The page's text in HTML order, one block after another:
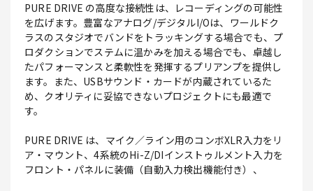
PURE DRIVE の高度な接続性は、レコーディングの可能性
を広げます。豊富なアナログ/デジタルI/Oは、ワールドク
ラスのスタジオでバンドをトラッキングする場合でも、プ
ロダクションでステムに温かみを加える場合でも、卓越し
たパフォーマンスと柔軟性を発揮するプリアンプを提供し
ます。また、USBサウンド・カードが内蔵されているた
め、クオリティに妥協できないプロジェクトにも最適で
す。
PURE DRIVE は、マイク／ライン用のコンボXLR入力をリ
ア・マウント、4系統のHi-Z/DIインストゥルメント入力を
フロント・パネルに装備（自動入力検出機能付き）、